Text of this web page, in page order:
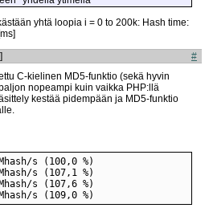
yhtä loopia i = 0 to 200k: Hash time:
#
C-kielinen MD5-funktio (sekä hyvin
nopeampi kuin vaikka PHP:llä
kestää pidempään ja MD5-funktio
s (109,0 %)